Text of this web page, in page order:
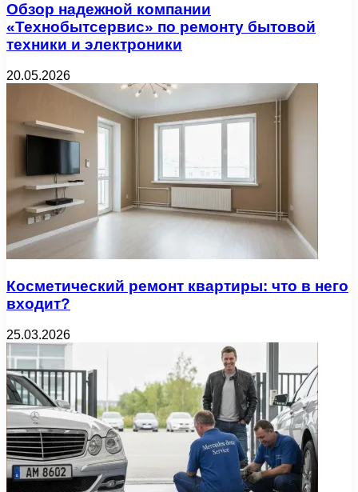
Обзор надежной компании
«Технобытсервис» по ремонту бытовой
техники и электроники
20.05.2026
Косметический ремонт квартиры: что в него
входит?
25.03.2026